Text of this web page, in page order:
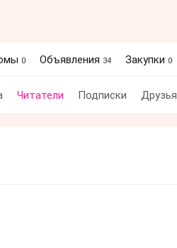
0 Объявления 34 Закупки 0
Читатели Подписки Друзья